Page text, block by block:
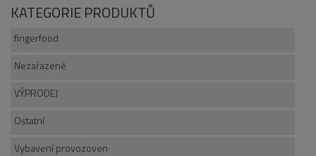
KATEGORIE PRODUKTŮ
fingerfood
Nezařazené
VÝPRODEJ
Ostatní
Vybavení provozoven